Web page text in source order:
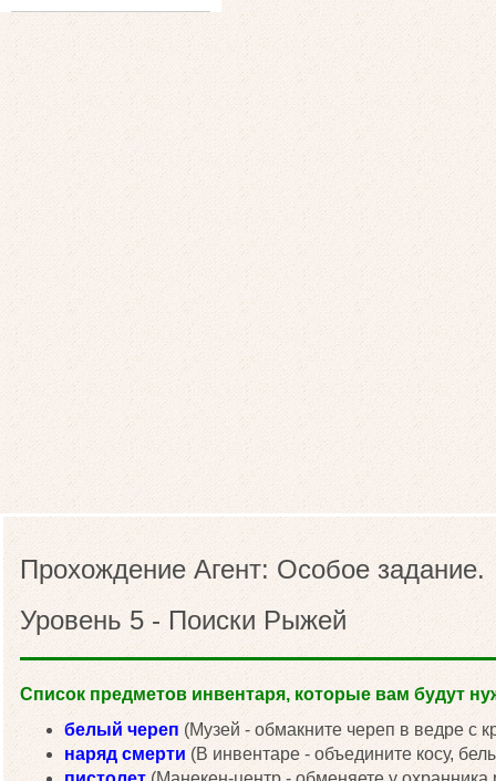
Прохождение Агент: Особое задание.
Уровень 5 - Поиски Рыжей
Список предметов инвентаря, которые вам будут
белый череп (Музей - обмакните череп в ведре с
наряд смерти (В инвентаре - объедините косу,